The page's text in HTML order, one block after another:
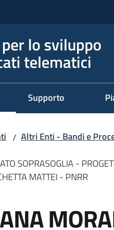
lo sviluppo
telematici
Supporto
/ Altri Enti - Bandi e
SOPRASOGLIA -
MATTEI - PNRR